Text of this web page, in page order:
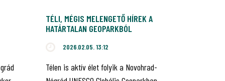
TÉLI, MÉGIS MELENGETŐ HÍREK A
HATÁRTALAN GEOPARKBÓL
2026.02.05. 13:12
Télen is aktív élet folyik a Novohrad-